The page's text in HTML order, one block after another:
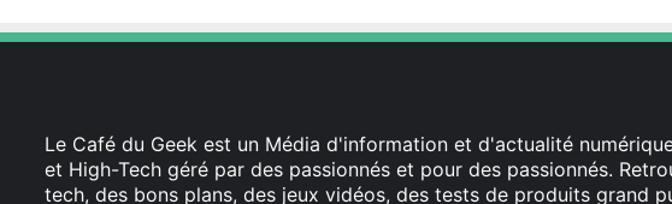
Le Café du Geek est un Média d'information et d'actualité
et High-Tech géré par des passionnés et pour des passionnés.
tech, des bons plans, des jeux vidéos, des tests de produits grand